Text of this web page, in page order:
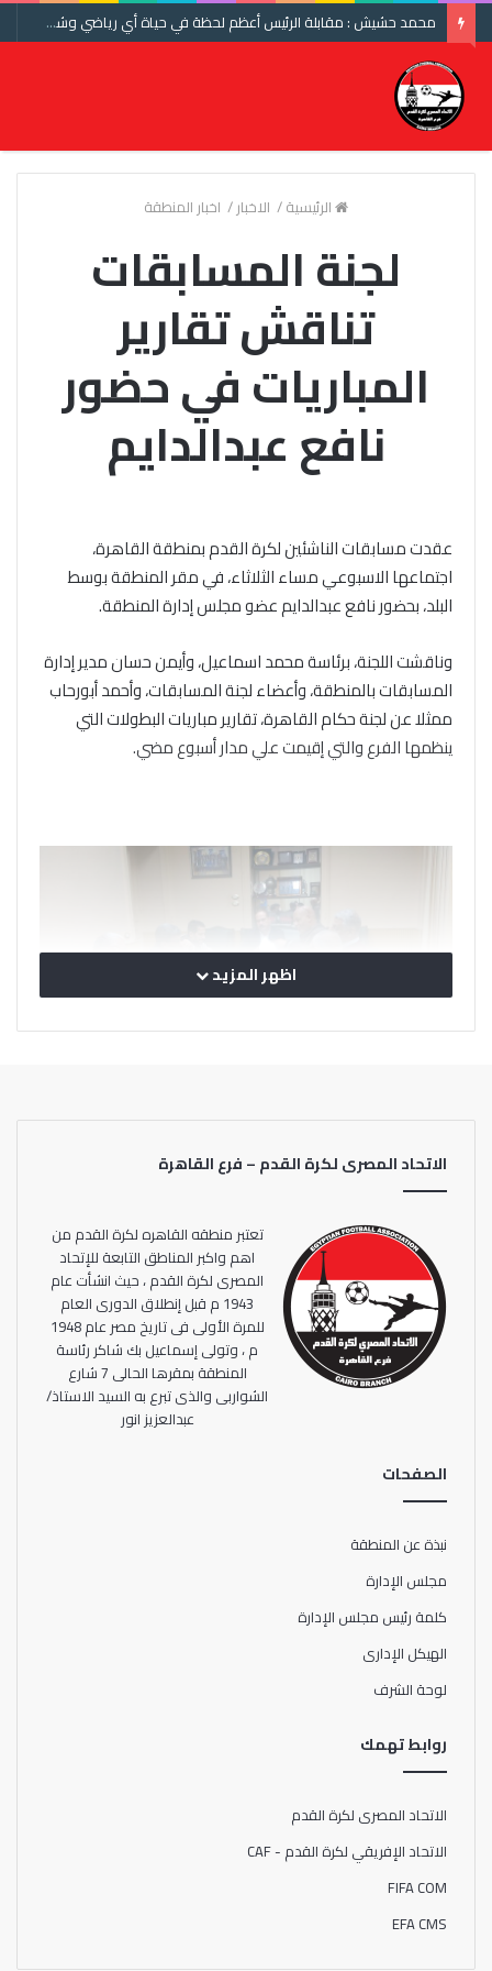
محمد حشيش : مقابلة الرئيس أعظم لحظة في حياة أي رياضي وشكرا اتحاد الكرة ومنتخب مصر
الرئيسية/ الاخبار/ اخبار المنطقة
لجنة المسابقات
تناقش تقارير
المباريات في حضور
نافع عبدالدايم
عقدت مسابقات الناشئين لكرة القدم بمنطقة القاهرة،
اجتماعها الاسبوعي مساء الثلاثاء، في مقر المنطقة بوسط
البلد، بحضور نافع عبدالدايم عضو مجلس إدارة المنطقة.
وناقشت اللجنة، برئاسة محمد اسماعيل، وأيمن حسان مدير إدارة
المسابقات بالمنطقة، وأعضاء لجنة المسابقات، وأحمد أبورحاب
ممثلا عن لجنة حكام القاهرة، تقارير مباريات البطولات التي
ينظمها الفرع والتي إقيمت علي مدار أسبوع مضي.
اظهر المزيد
الاتحاد المصرى لكرة القدم – فرع القاهرة
تعتبر منطقه القاهره لكرة القدم من
اهم واكبر المناطق التابعة للإتحاد
المصرى لكرة القدم ، حيث انشأت عام
1943 م قبل إنطلاق الدورى العام
للمرة الأولى فى تاريخ مصر عام 1948
م ، وتولى إسماعيل بك شاكر رئاسة
المنطقة بمقرها الحالى 7 شارع
الشواربى والذى تبرع به السيد الاستاذ/
عبدالعزيز انور
الصفحات
نبذة عن المنطقة
مجلس الإدارة
كلمة رئيس مجلس الإدارة
الهيكل الإدارى
لوحة الشرف
روابط تهمك
الاتحاد المصرى لكرة القدم
الاتحاد الإفريقي لكرة القدم - CAF
FIFA COM
EFA CMS